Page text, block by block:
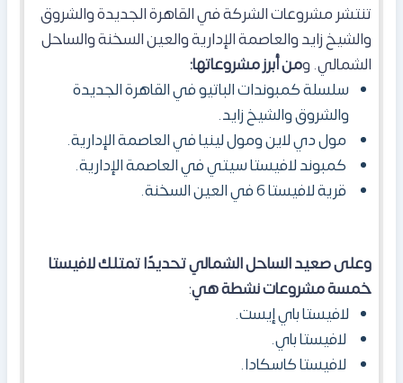
تنتشر مشروعات الشركة في القاهرة الجديدة والشروق
والشيخ زايد والعاصمة الإدارية والعين السخنة والساحل
الشمالي. ومن أبرز مشروعاتها:
سلسلة كمبوندات الباتيو في القاهرة الجديدة
والشروق والشيخ زايد.
مول دي لاين ومول لينيا في العاصمة الإدارية.
كمبوند لافيستا سيتي في العاصمة الإدارية.
قرية لافيستا 6 في العين السخنة.
وعلى صعيد الساحل الشمالي تحديدًا تمتلك لافيستا
خمسة مشروعات نشطة هي:
لافيستا باي إيست.
لافيستا باي.
لافيستا كاسكادا.